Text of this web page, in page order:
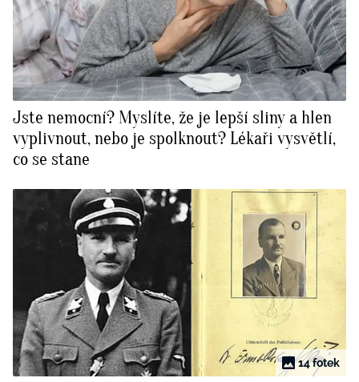
Jste nemocní? Myslíte, že je lepší sliny a hlen
vyplivnout, nebo je spolknout? Lékaři vysvětlí,
co se stane
14 fotek